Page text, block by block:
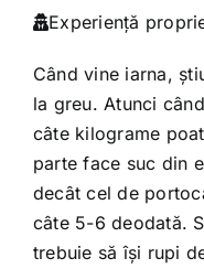
Experiență
Când vine iarna,
la greu. Atunci
câte kilograme
parte face suc din
decât cel de
câte 5-6 deodată.
trebuie să își rupi